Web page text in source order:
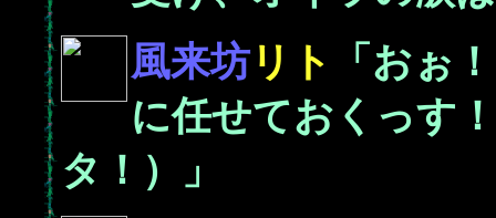
風来坊リト
「おぉ
に任せておくっす
タ！）」